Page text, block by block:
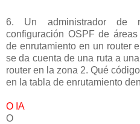
6. Un administrador de
configuración OSPF de
de enrutamiento en un router
se da cuenta de una ruta a
router en la zona 2. Qué
en la tabla de enrutamiento
O IA
O